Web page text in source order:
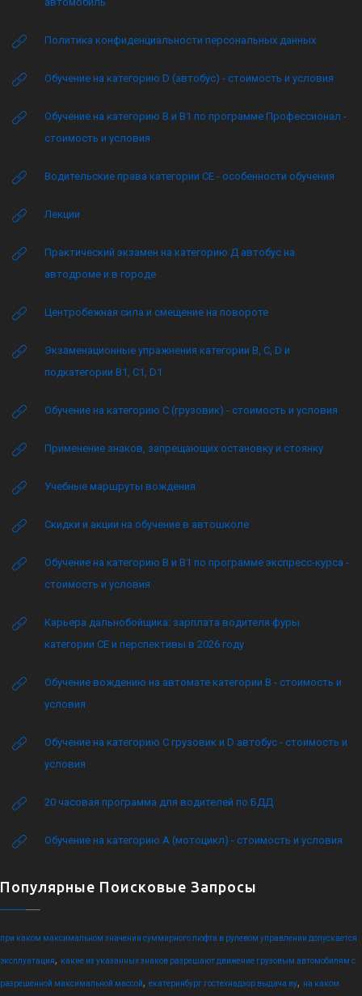
Политика конфиденциальности персональных данных
Обучение на категорию D (автобус) - стоимость и условия
Обучение на категорию B и B1 по программе Профессионал -
стоимость и условия
Водительские права категории CE - особенности обучения
Лекции
Практический экзамен на категорию Д автобус на
автодроме и в городе
Центробежная сила и смещение на повороте
Экзаменационные упражнения категории B, C, D и
подкатегории B1, C1, D1
Обучение на категорию C (грузовик) - стоимость и условия
Применение знаков, запрещающих остановку и стоянку
Учебные маршруты вождения
Скидки и акции на обучение в автошколе
Обучение на категорию B и B1 по программе экспресс-курса -
стоимость и условия
Карьера дальнобойщика: зарплата водителя фуры
категории CE и перспективы в 2026 году
Обучение вождению на автомате категории B - стоимость и
условия
Обучение на категорию C грузовик и D автобус - стоимость и
условия
20 часовая программа для водителей по БДД
Обучение на категорию А (мотоцикл) - стоимость и условия
Популярные Поисковые Запросы
при каком максимальном значении суммарного люфта в рулевом управлении допускается
эксплуатация, какие из указанных знаков разрешают движение грузовым автомобилям с
разрешенной максимальной массой, екатеринбург гостехнадзор выдача ву, на каком